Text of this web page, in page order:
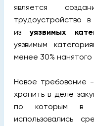
является
трудоустройство
изуязвимых
уязвимым
менее 30%
Новое требование
хранить в деле
по которым в
использовались